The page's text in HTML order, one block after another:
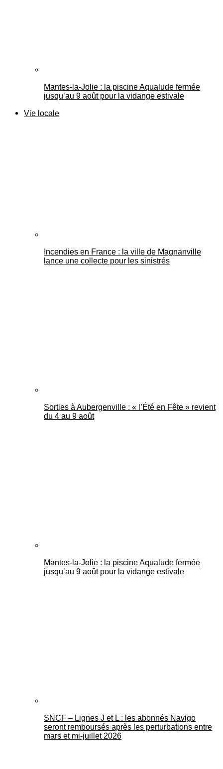
Mantes-la-Jolie : la piscine Aqualude fermée
jusqu’au 9 août pour la vidange estivale
Vie locale
Incendies en France : la ville de Magnanville
lance une collecte pour les sinistrés
Sorties à Aubergenville : « l’Été en Fête » revient
du 4 au 9 août
Mantes-la-Jolie : la piscine Aqualude fermée
jusqu’au 9 août pour la vidange estivale
SNCF – Lignes J et L : les abonnés Navigo
seront remboursés après les perturbations entre
mars et mi-juillet 2026